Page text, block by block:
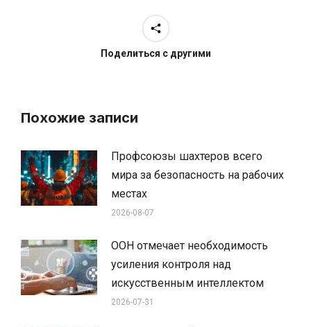
Поделиться с другими
Похожие записи
Профсоюзы шахтеров всего
мира за безопасность на рабочих
местах
2026-08-07
ООН отмечает необходимость
усиления контроля над
искусственным интеллектом
2026-07-31